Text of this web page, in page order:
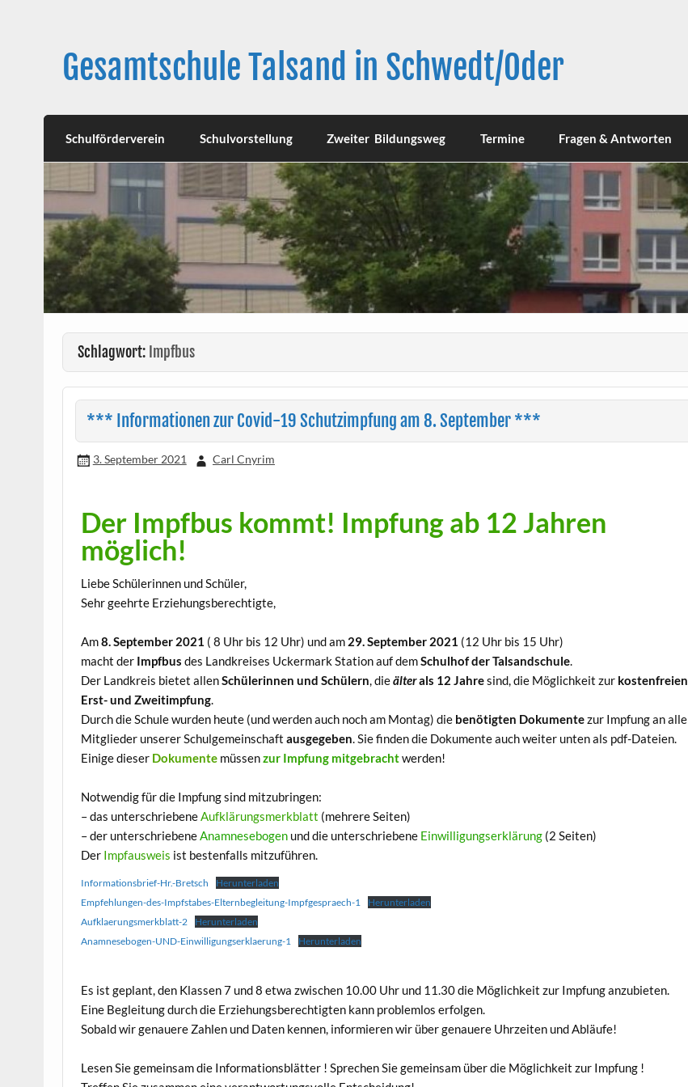
Gesamtschule Talsand in Schwedt/Oder
Schulförderverein Schulvorstellung Zweiter Bildungsweg Termine Fragen & Antworten
Schlagwort: Impfbus
*** Informationen zur Covid-19 Schutzimpfung am 8. September ***
3. September 2021 Carl Cnyrim
Der Impfbus kommt! Impfung ab 12 Jahren
möglich!
Liebe Schülerinnen und Schüler,
Sehr geehrte Erziehungsberechtigte,
Am8. September 2021 ( 8 Uhr bis 12 Uhr) und am 29. September 2021 (12 Uhr bis 15 Uhr)
macht der Impfbus des Landkreises Uckermark Station auf demSchulhof der Talsandschule.
Der Landkreis bietet allenSchülerinnen und Schülern, dieälterals 12 Jahresind, die Möglichkeit zur kostenfreien
Erst- und Zweitimpfung.
Durch die Schule wurden heute (und werden auch noch am Montag) die benötigten Dokumentezur Impfung an alle
Mitglieder unserer Schulgemeinschaftausgegeben. Sie finden die Dokumente auch weiter unten als pdf-Dateien.
Einige dieser Dokumente müssenzur Impfung mitgebrachtwerden!
Notwendig für die Impfung sind mitzubringen:
– das unterschriebeneAufklärungsmerkblatt (mehrere Seiten)
– der unterschriebeneAnamnesebogen und die unterschriebene Einwilligungserklärung (2 Seiten)
Der Impfausweis ist bestenfalls mitzuführen.
Informationsbrief-Hr.-Bretsch
Herunterladen
Empfehlungen-des-Impfstabes-Elternbegleitung-Impfgespraech-1
Herunterladen
Aufklaerungsmerkblatt-2
Herunterladen
Anamnesebogen-UND-Einwilligungserklaerung-1
Herunterladen
Es ist geplant, den Klassen 7 und 8 etwa zwischen 10.00 Uhr und 11.30 die Möglichkeit zur Impfung anzubieten.
Eine Begleitung durch die Erziehungsberechtigten kann problemlos erfolgen.
Sobald wir genauere Zahlen und Daten kennen, informieren wir über genauere Uhrzeiten und Abläufe!
Lesen Sie gemeinsam die Informationsblätter ! Sprechen Sie gemeinsam über die Möglichkeit zur Impfung !